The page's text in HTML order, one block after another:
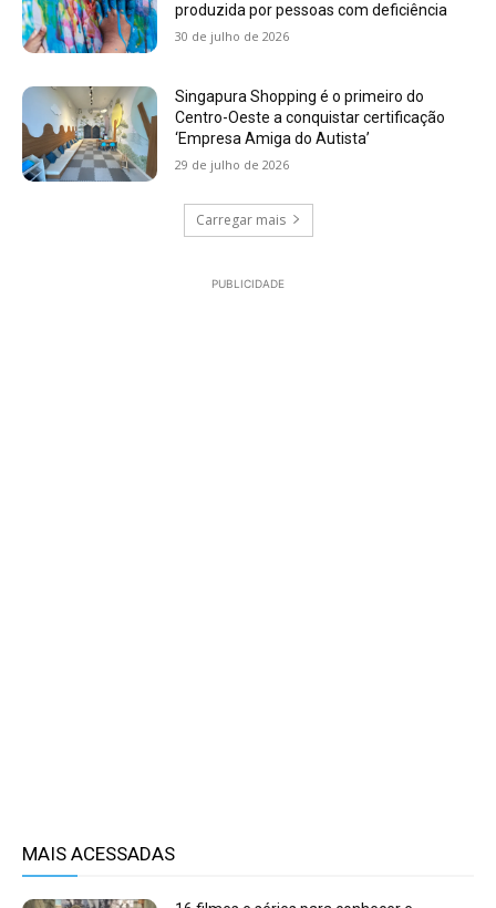
produzida por pessoas com deficiência
30 de julho de 2026
Singapura Shopping é o primeiro do
Centro-Oeste a conquistar certificação
‘Empresa Amiga do Autista’
29 de julho de 2026
Carregar mais
PUBLICIDADE
MAIS ACESSADAS